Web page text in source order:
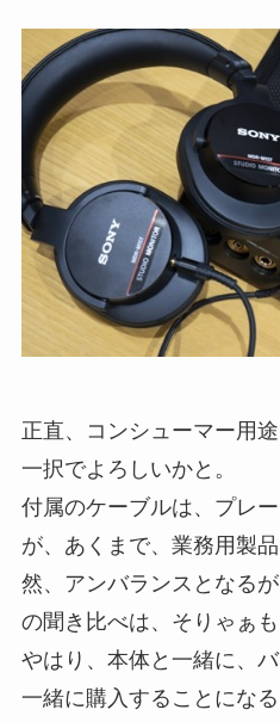
正直、コンシューマー用
一択でよろしいかと。
付属のケーブルは、プレ
が、あくまで、業務用製
然、アンバランスとなる
の聞き比べは、そりゃぁも
やはり、本体と一緒に、
一緒に購入することにな